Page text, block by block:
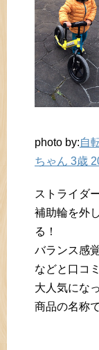
photo by:自
ちゃん 3歳
ストライダ
補助輪を外
る！
バランス感
などと口コ
大人気にな
商品の名称で